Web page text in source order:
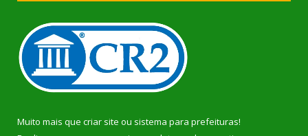
Muito mais que criar site ou sistema para prefeituras!